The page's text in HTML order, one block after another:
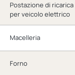
Postazione di ricarica
per veicolo elettrico
Macelleria
Forno